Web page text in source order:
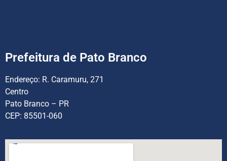
Prefeitura de Pato Branco
Endereço: R. Caramuru, 271
Centro
Pato Branco – PR
CEP: 85501-060